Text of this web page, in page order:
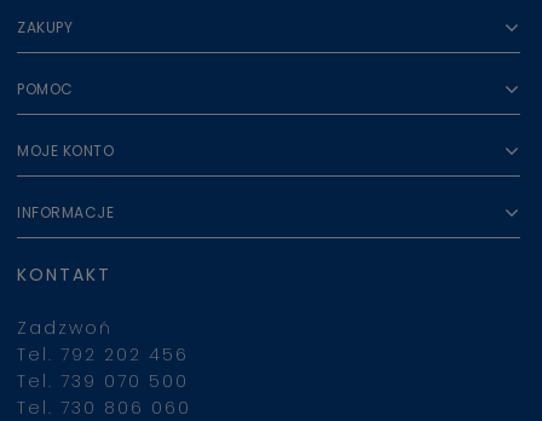
ZAKUPY
POMOC
MOJE KONTO
INFORMACJE
KONTAKT
Zadzwoń
Tel. 792 202 456
Tel. 739 070 500
Tel. 730 806 060